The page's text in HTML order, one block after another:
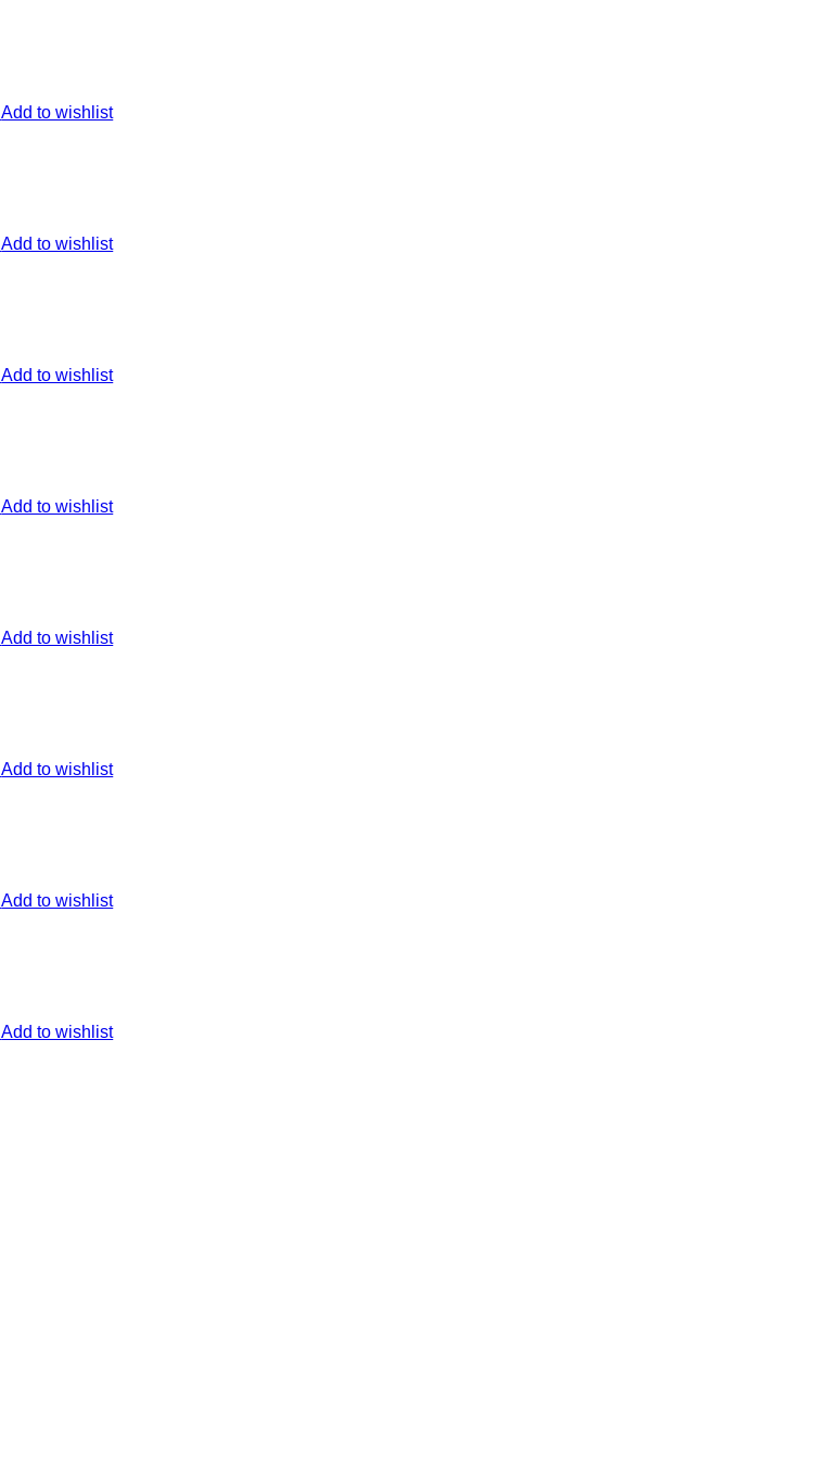
Add to wishlist
Add to wishlist
Add to wishlist
Add to wishlist
Add to wishlist
Add to wishlist
Add to wishlist
Add to wishlist